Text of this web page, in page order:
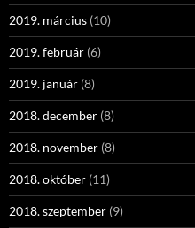
2019. március (10)
2019. február (6)
2019. január (8)
2018. december (8)
2018. november (8)
2018. október (11)
2018. szeptember (9)